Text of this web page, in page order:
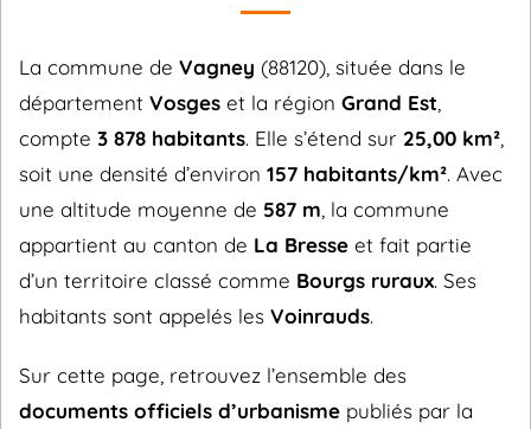
La commune de Vagney (88120), située dans le
département Vosges et la région Grand Est
compte 3 878 habitants. Elle s’étend sur 25,00 km²
soit une densité d’environ 157 habitants/km². Avec
une altitude moyenne de 587 m , la commune
appartient au canton de La Bresse et fait partie
d’un territoire classé comme Bourgs ruraux. Ses
habitants sont appelés les Voinrauds.
Sur cette page, retrouvez l’ensemble des
documents officiels d’urbanisme publiés par la